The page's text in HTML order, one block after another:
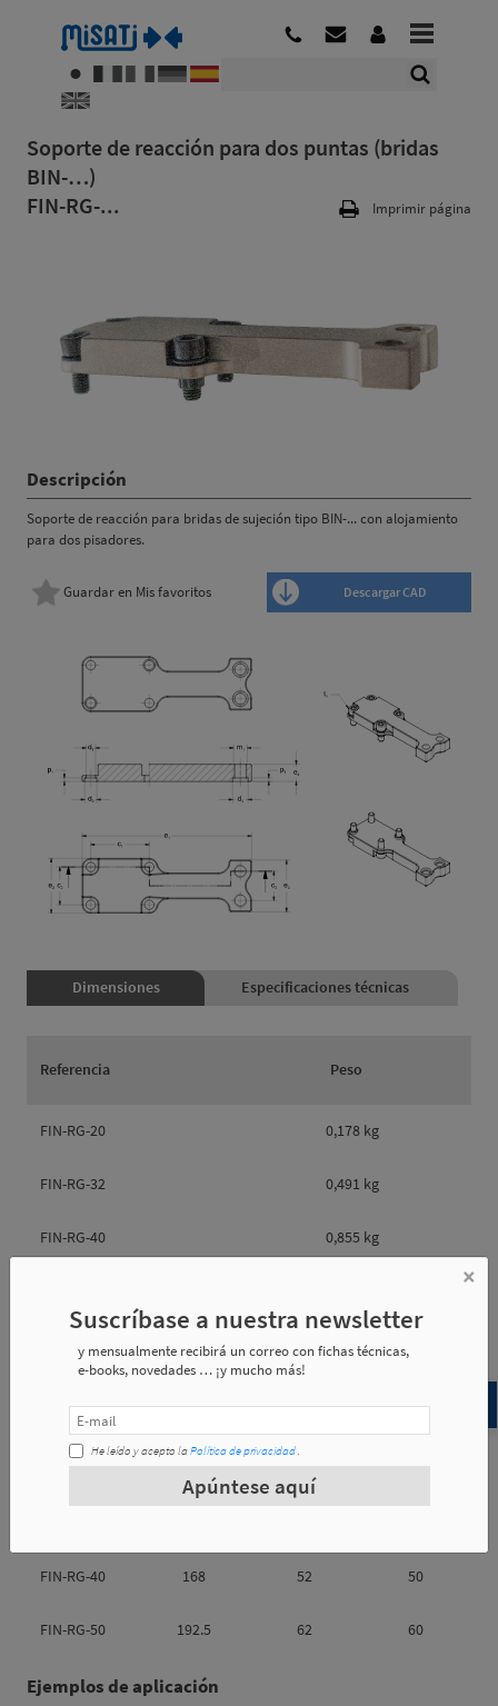
Soporte de reacción para dos puntas (bridas
BIN-…)
FIN-RG-...
Imprimir página
Descripción
Soporte de reacción para bridas de sujeción tipo BIN-... con alojamiento
para dos pisadores.
Descargar CAD
Guardar en Mis favoritos
Dimensiones Especificaciones técnicas
Referencia Peso
FIN-RG-20 0,178 kg
FIN-RG-32 0,491 kg
FIN-RG-40 0,855 kg
Referencia e1 e2 e3
FIN-RG-20 98.5 32 30
FIN-RG-40 168 52 50
FIN-RG-50 192.5 62 60
Ejemplos de aplicación
×
Suscríbase a nuestra newsletter
y mensualmente recibirá un correo con fichas técnicas,
e-books, novedades … ¡y mucho más!
He leído y acepto laPolítica de privacidad.
Apúntese aquí